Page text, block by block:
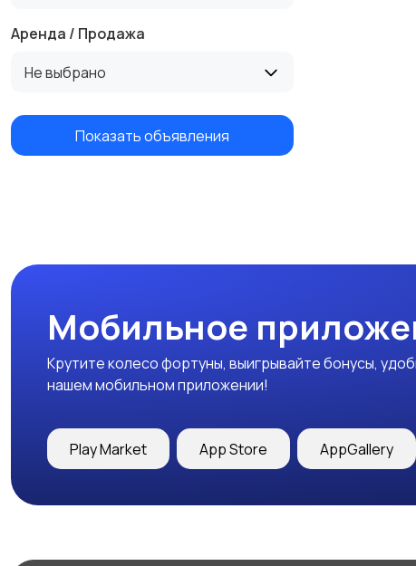
Аренда / Продажа
Не выбрано
Показать объявления
Мобильное
Крутите колесо фортуны, выигрывайте бонусы,
нашем мобильном приложении!
Play Market App Store AppGallery